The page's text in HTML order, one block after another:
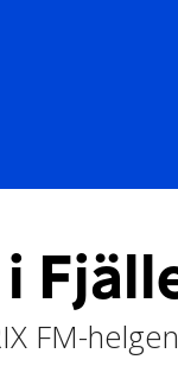
i
FM-helgen